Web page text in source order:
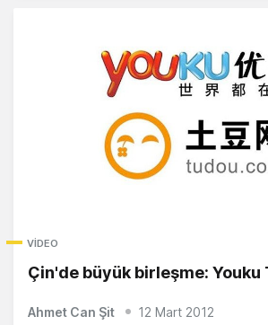
VIDEO
Çin'de büyük birleşme: Youku
Ahmet Can Şit 12 Mart 2012